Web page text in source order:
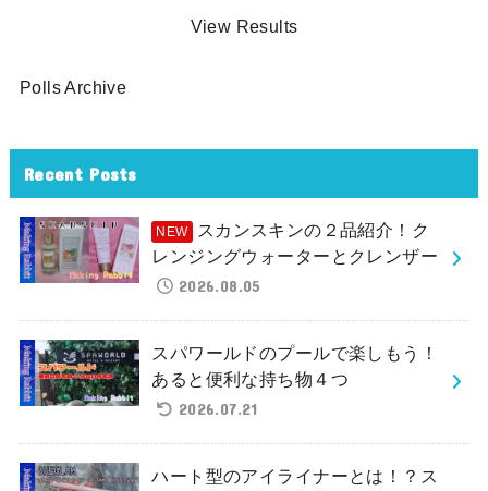
View Results
Polls Archive
Recent Posts
スカンスキンの２品紹介！ク
レンジングウォーターとクレンザー
2026.08.05
スパワールドのプールで楽しもう！
あると便利な持ち物４つ
2026.07.21
ハート型のアイライナーとは！？ス